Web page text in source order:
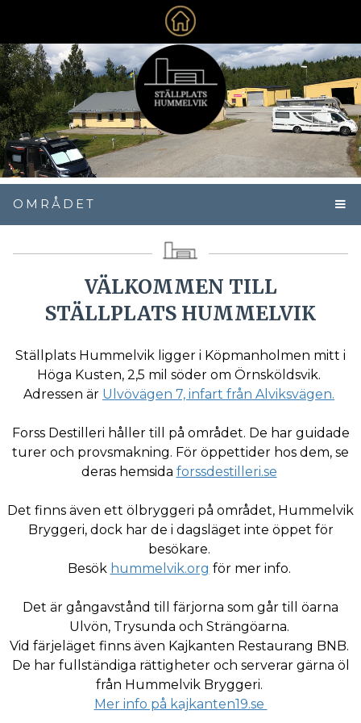
OMRÅDET
VÄLKOMMEN TILL
STÄLLPLATS HUMMELVIK
Ställplats Hummelvik ligger i Köpmanholmen mitt i
Höga Kusten, 2,5 mil söder om Örnsköldsvik.
Adressen är Ulvövägen 7, infart från Alviksvägen.
Forss Destilleri håller till på området. De har guidade
turer och provsmakning. För öppettider hos dem, se
deras hemsida forssdestilleri.se
Det finns även ett ölbryggeri på området, Hummelvik
Bryggeri, dock har de i dagsläget inte öppet för
besökare.
Besök hummelvik.org för mer info.
Det är gångavstånd till färjorna som går till öarna
Ulvön, Trysunda och Strängöarna.
Vid färjeläget finns även Kajkanten Restaurang BNB.
De har fullständiga rättigheter och serverar gärna öl
från Hummelvik Bryggeri.
Mer info på kajkanten19.se